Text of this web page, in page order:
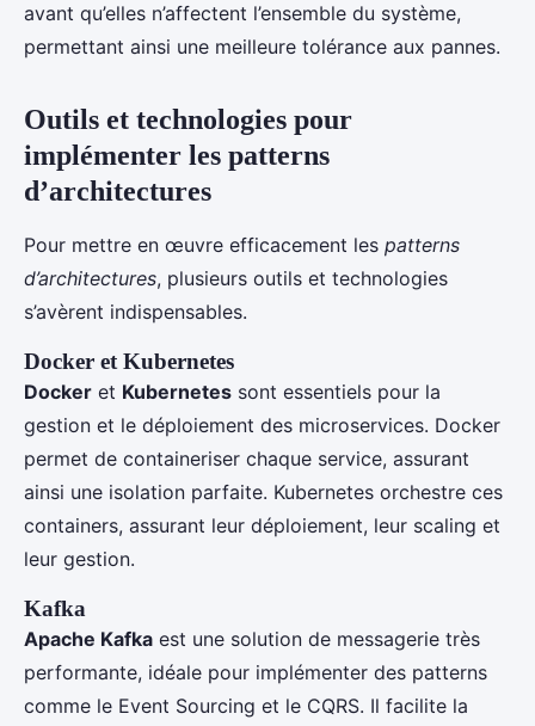
avant qu’elles n’affectent l’ensemble du système,
permettant ainsi une meilleure tolérance aux pannes.
Outils et technologies pour
implémenter les patterns
d’architectures
Pour mettre en œuvre efficacement les patterns
d’architectures, plusieurs outils et technologies
s’avèrent indispensables.
Docker et Kubernetes
Docker et Kubernetes sont essentiels pour la
gestion et le déploiement des microservices. Docker
permet de containeriser chaque service, assurant
ainsi une isolation parfaite. Kubernetes orchestre ces
containers, assurant leur déploiement, leur scaling et
leur gestion.
Kafka
Apache Kafka est une solution de messagerie très
performante, idéale pour implémenter des patterns
comme le Event Sourcing et le CQRS. Il facilite la